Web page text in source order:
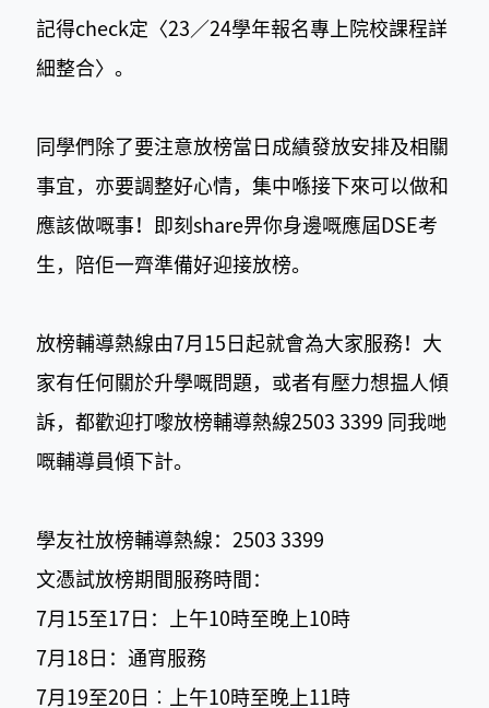
記得check定〈23／24學年報名專上院校課程詳
細整合〉。
同學們除了要注意放榜當日成績發放安排及相關
事宜，亦要調整好心情，集中喺接下來可以做和
應該做嘅事！即刻share畀你身邊嘅應屆DSE考
生，陪佢一齊準備好迎接放榜。
放榜輔導熱線由7月15日起就會為大家服務！大
家有任何關於升學嘅問題，或者有壓力想揾人傾
訴，都歡迎打嚟放榜輔導熱線2503 3399 同我哋
嘅輔導員傾下計。
學友社放榜輔導熱線：2503 3399
文憑試放榜期間服務時間：
7月15至17日：上午10時至晚上10時
7月18日：通宵服務
7月19至20日︰上午10時至晚上11時